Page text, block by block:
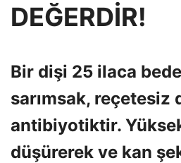
DEĞERDİR!
Bir dişi 25 ilaca
sarımsak, reçetesiz
antibiyotiktir.
düşürerek ve kan